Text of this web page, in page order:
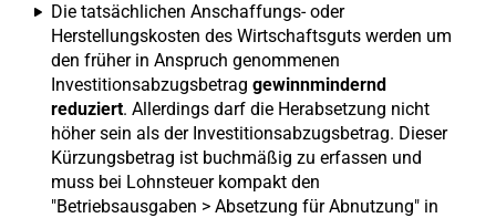
Die tatsächlichen Anschaffungs- oder
Herstellungskosten des Wirtschaftsguts werden um
den früher in Anspruch genommenen
Investitionsabzugsbetrag gewinnmindernd
reduziert. Allerdings darf die Herabsetzung nicht
höher sein als der Investitionsabzugsbetrag. Dieser
Kürzungsbetrag ist buchmäßig zu erfassen und
muss bei Lohnsteuer kompakt den
"Betriebsausgaben > Absetzung für Abnutzung" in